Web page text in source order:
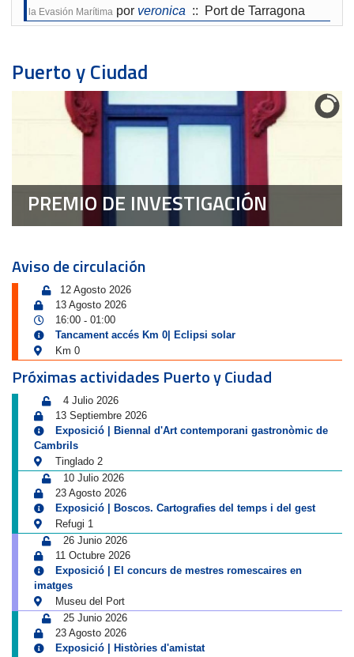
la Evasión Marítima por veronica :: Port de Tarragona
Puerto y Ciudad
PREMIO DE INVESTIGACIÓN
Aviso de circulación
12 Agosto 2026
13 Agosto 2026
16:00 - 01:00
Tancament accés Km 0| Eclipsi solar
Km 0
Próximas actividades Puerto y Ciudad
4 Julio 2026
13 Septiembre 2026
Exposició | Biennal d'Art contemporani gastronòmic de
Cambrils
Tinglado 2
10 Julio 2026
23 Agosto 2026
Exposició | Boscos. Cartografies del temps i del gest
Refugi 1
26 Junio 2026
11 Octubre 2026
Exposició | El concurs de mestres romescaires en
imatges
Museu del Port
25 Junio 2026
23 Agosto 2026
Exposició | Històries d'amistat